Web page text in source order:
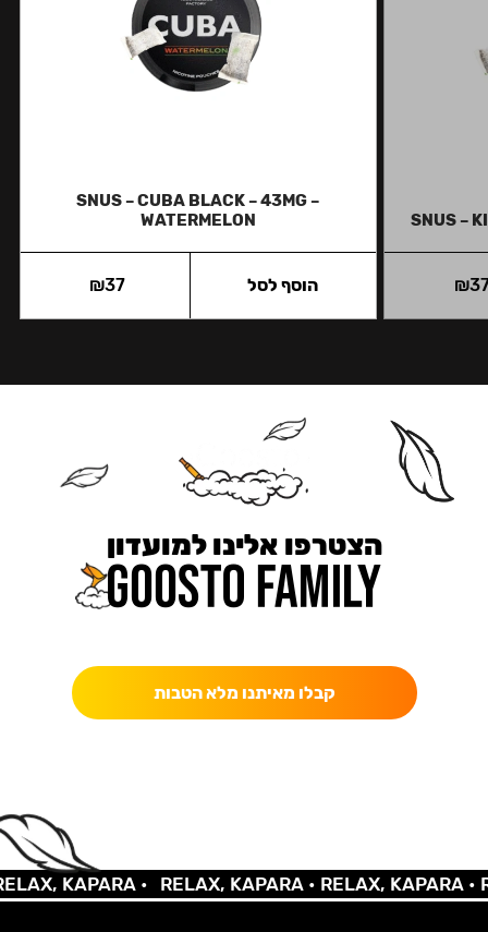
SNUS –
₪
SNUS – CUBA BLACK – 43MG –
WATERMELON
₪37 הוסף לסל
הצטרפו אלינו למועדון
קבלו מאיתנו מלא הטבות
KAPARA • RELAX, KAPARA •RELAX, KAPARA •